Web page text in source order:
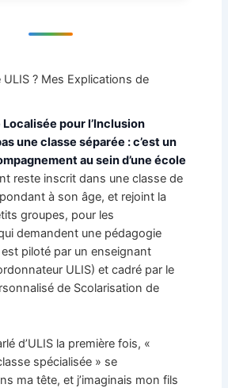
ULIS ? Mes Explications de
Localisée pour l’Inclusion
une classe séparée : c’est un
au sein d’une école
reste inscrit dans une classe de
à son âge, et rejoint la
groupes, pour les
demandent une pédagogie
piloté par un enseignant
ULIS) et cadré par le
de Scolarisation de
d’ULIS la première fois, «
spécialisée » se
ma tête, et j’imaginais mon fils